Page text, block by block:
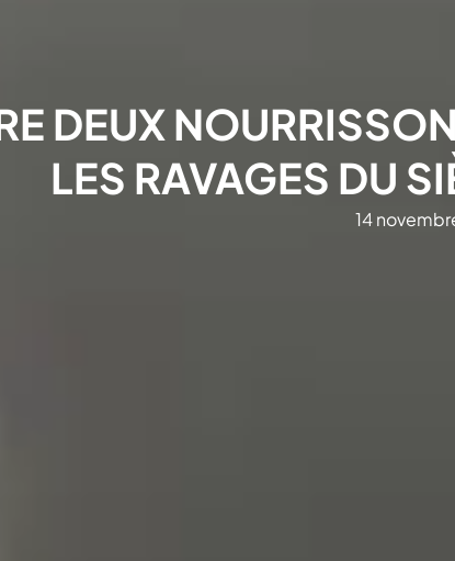
DEUX
LES RAVAGES DU
14